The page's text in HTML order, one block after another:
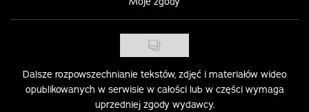
Dalsze rozpowszechnianie tekstów, zdjęć i materiałów wideo
opublikowanych w serwisie w całości lub w części wymaga
uprzedniej zgody wydawcy.